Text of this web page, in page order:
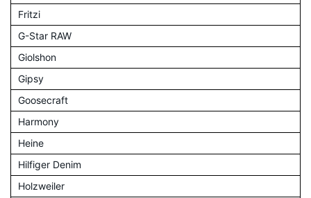
Fritzi
G-Star RAW
Giolshon
Gipsy
Goosecraft
Harmony
Heine
Hilfiger Denim
Holzweiler